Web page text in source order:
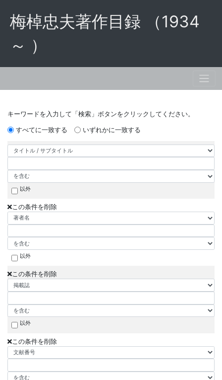
梅棹忠夫著作目録 （1934
～ ）
キーワードを入力して「検索」ボタンをクリックしてください。
すべてに一致する
いずれかに一致する
以外
この条件を削除
以外
この条件を削除
以外
この条件を削除